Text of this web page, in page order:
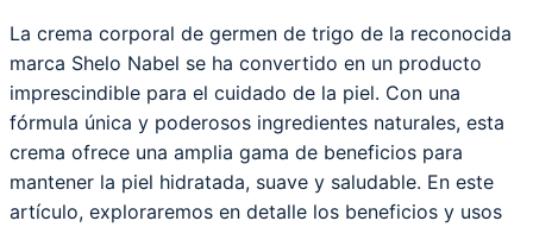
La crema corporal de germen de trigo de la reconocida
marca Shelo Nabel se ha convertido en un producto
imprescindible para el cuidado de la piel. Con una
fórmula única y poderosos ingredientes naturales, esta
crema ofrece una amplia gama de beneficios para
mantener la piel hidratada, suave y saludable. En este
artículo, exploraremos en detalle los beneficios y usos